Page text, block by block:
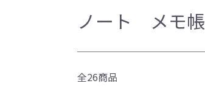
ノート メモ帳
全26商品